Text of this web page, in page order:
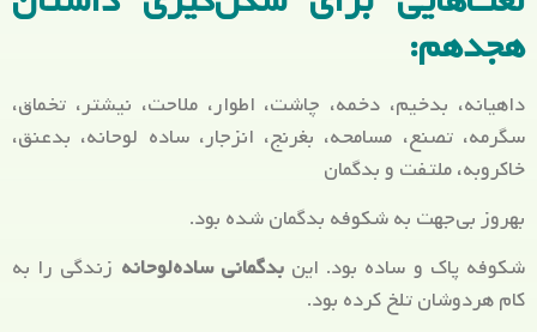
هجدهم:
داهیانه، بدخیم، دخمه، چاشت، اطوار، ملاحت، نیشتر، تخماق،
سگرمه، تصنع، مسامحه، بغرنج، انزجار، ساده‌ لوحانه، بدعنق،
خاکروبه، ملتفت و بدگمان
بهروز بی‌جهت به شکوفه بدگمان شده بود.
شکوفه پاک و ساده بود. اینبدگمانی ساده‌لوحانه زندگی‌ را به
کام هردوشان تلخ کرده بود.